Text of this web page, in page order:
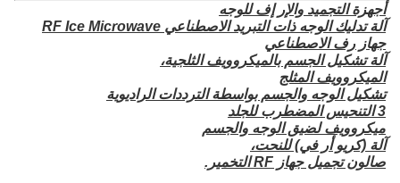
أجهزة التجميد والإر إف للوجه
آلة تدليك الوجه ذات التبريد الاصطناعي RF Ice Microwave
جهاز رف الاصطناعي
آلة تشكيل الجسم بالميكروويف الثلجية،
الميكروويف المثلج
تشكيل الوجه والجسم بواسطة الترددات الراديوية
3 التنحيس المضطرب للجلد
ميكروويف لضيق الوجه والجسم
آلة (كريو أر في) للنحت،
صالون تجميل جهاز RF التخمير.